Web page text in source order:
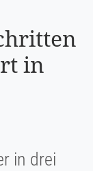
in
in drei